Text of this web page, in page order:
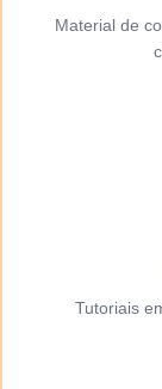
Material de
Tutoriais